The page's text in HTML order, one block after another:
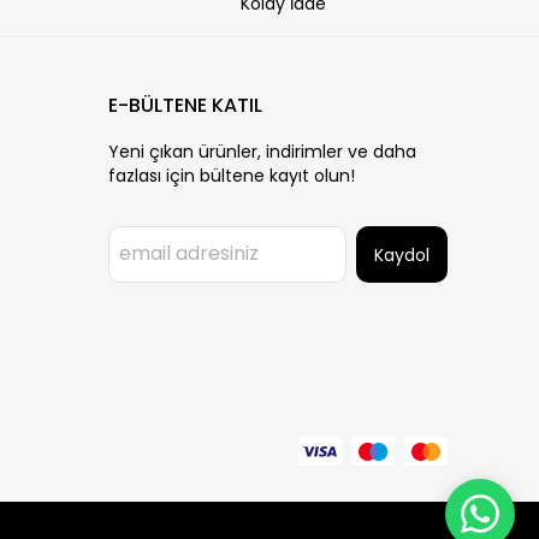
E-BÜLTENE KATIL
Yeni çıkan ürünler, indirimler ve daha
fazlası için bültene kayıt olun!
Kaydol